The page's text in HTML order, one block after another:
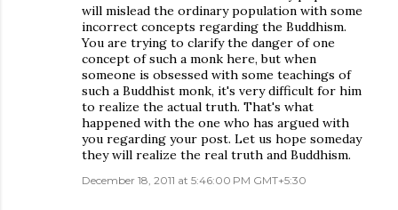
will mislead the ordinary population with some
incorrect concepts regarding the Buddhism.
You are trying to clarify the danger of one
concept of such a monk here, but when
someone is obsessed with some teachings of
such a Buddhist monk, it's very difficult for him
to realize the actual truth. That's what
happened with the one who has argued with
you regarding your post. Let us hope someday
they will realize the real truth and Buddhism.
December 18, 2011 at 5:46:00 PM GMT+5:30